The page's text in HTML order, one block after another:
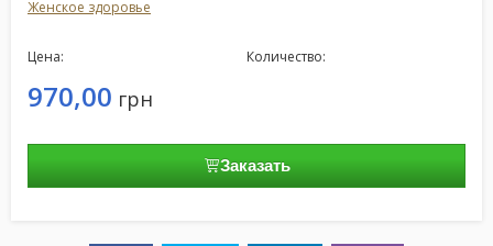
Женское здоровье
Цена:
970,00 грн
Количество:
Заказать